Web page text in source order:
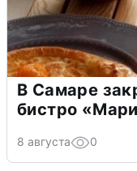
В Самаре
бистро
8 августа 0